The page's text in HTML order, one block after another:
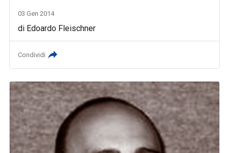
03 Gen 2014
di Edoardo Fleischner
Condividi